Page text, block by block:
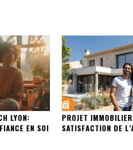
LYON:
EN SOI
PROJET
SATISFACTION DE